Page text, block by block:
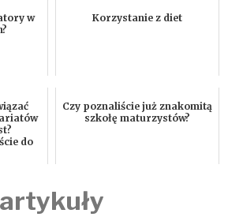
w
Korzystanie z diet
do
Czy poznaliście już znakomitą
szkołę maturzystów?